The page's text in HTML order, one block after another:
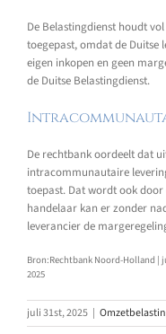
De Belastingdienst houdt
toegepast, omdat de
eigen inkopen en geen
de Duitse Belastingdienst.
De rechtbank oordeelt dat
intracommunautaire
toepast. Dat wordt ook door
handelaar kan er zonder
leverancier de
Bron:Rechtbank Noord-Holland |
2025
juli 31st, 2025 |